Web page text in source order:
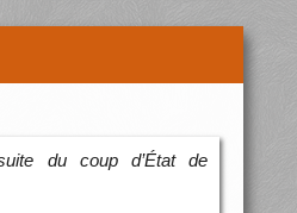
du coup d’État de